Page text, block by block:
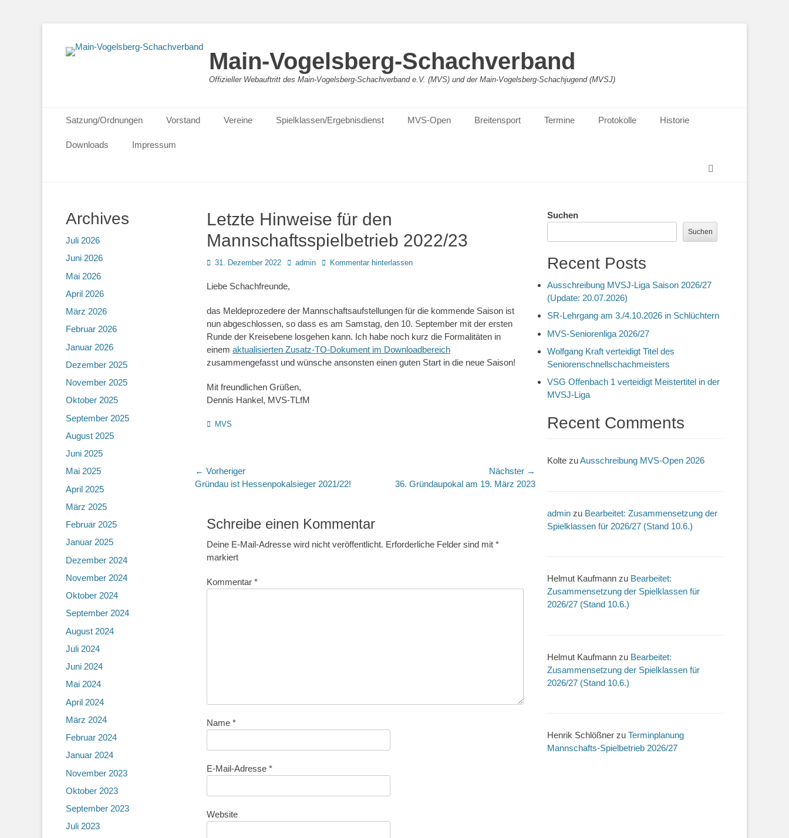
Main-Vogelsberg-Schachverband
Offizieller Webauftritt des Main-Vogelsberg-Schachverband e.V. (MVS) und der Main-Vogelsberg-Schachjugend (MVSJ)
Primäres Menü
Inhalt
springen
Satzung/Ordnungen Vorstand Vereine Spielklassen/Ergebnisdienst MVS-Open Breitensport Termine Protokolle Historie
Downloads
Impressum
Letzte Hinweise für den
Mannschaftsspielbetrieb 2022/23
Posted
31. Dezember 2022 Autoradmin Kommentar hinterlassen
Liebe Schachfreunde,
das Meldeprozedere der Mannschaftsaufstellungen für die kommende Saison ist
nun abgeschlossen, so dass es am Samstag, den 10. September mit der ersten
Runde der Kreisebene losgehen kann. Ich habe noch kurz die Formalitäten in
einem aktualisierten Zusatz-TO-Dokument im Downloadbereich
zusammengefasst und wünsche ansonsten einen guten Start in die neue Saison!
Mit freundlichen Grüßen,
Dennis Hankel, MVS-TLfM
Kategorien
MVS
Beitragsnavigation
← Vorheriger
Vorheriger
Gründau ist Hessenpokalsieger 2021/22!
Nächster →
Nächster36. Gründaupokal am 19. März 2023
Schreibe einen Kommentar
Deine E-Mail-Adresse wird nicht veröffentlicht. Erforderliche Felder sind mit *
markiert
Kommentar *
Name *
E-Mail-Adresse *
Website
Suchen
Suchen
Recent Posts
Ausschreibung MVSJ-Liga Saison 2026/27
(Update: 20.07.2026)
SR-Lehrgang am 3./4.10.2026 in Schlüchtern
MVS-Seniorenliga 2026/27
Wolfgang Kraft verteidigt Titel des
Seniorenschnellschachmeisters
VSG Offenbach 1 verteidigt Meistertitel in der
MVSJ-Liga
Recent Comments
Kolte zuAusschreibung MVS-Open 2026
admin zu Bearbeitet: Zusammensetzung der
Spielklassen für 2026/27 (Stand 10.6.)
Helmut Kaufmann zu Bearbeitet:
Zusammensetzung der Spielklassen für
2026/27 (Stand 10.6.)
Helmut Kaufmann zu Bearbeitet:
Zusammensetzung der Spielklassen für
2026/27 (Stand 10.6.)
Henrik Schlößner zu Terminplanung
Mannschafts-Spielbetrieb 2026/27
Archives
Juli 2026
Juni 2026
Mai 2026
April 2026
März 2026
Februar 2026
Januar 2026
Dezember 2025
November 2025
Oktober 2025
September 2025
August 2025
Juni 2025
Mai 2025
April 2025
März 2025
Februar 2025
Januar 2025
Dezember 2024
November 2024
Oktober 2024
September 2024
August 2024
Juli 2024
Juni 2024
Mai 2024
April 2024
März 2024
Februar 2024
Januar 2024
November 2023
Oktober 2023
September 2023
Juli 2023